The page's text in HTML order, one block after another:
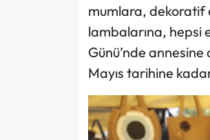
mumlara, dekoratif
lambalarına, hepsi
Günü’nde
Mayıs tarihine